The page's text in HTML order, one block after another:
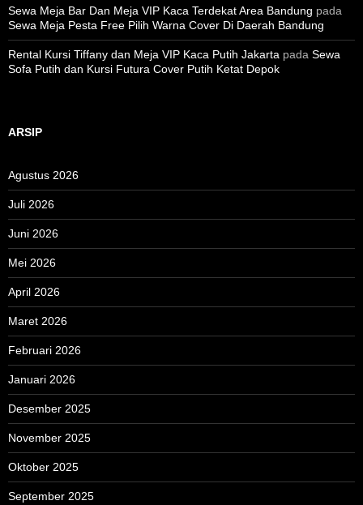
Sewa Meja Bar Dan Meja VIP Kaca Terdekat Area Bandung pada
Sewa Meja Pesta Free Pilih Warna Cover Di Daerah Bandung
Rental Kursi Tiffany dan Meja VIP Kaca Putih Jakarta pada Sewa
Sofa Putih dan Kursi Futura Cover Putih Ketat Depok
ARSIP
Agustus 2026
Juli 2026
Juni 2026
Mei 2026
April 2026
Maret 2026
Februari 2026
Januari 2026
Desember 2025
November 2025
Oktober 2025
September 2025